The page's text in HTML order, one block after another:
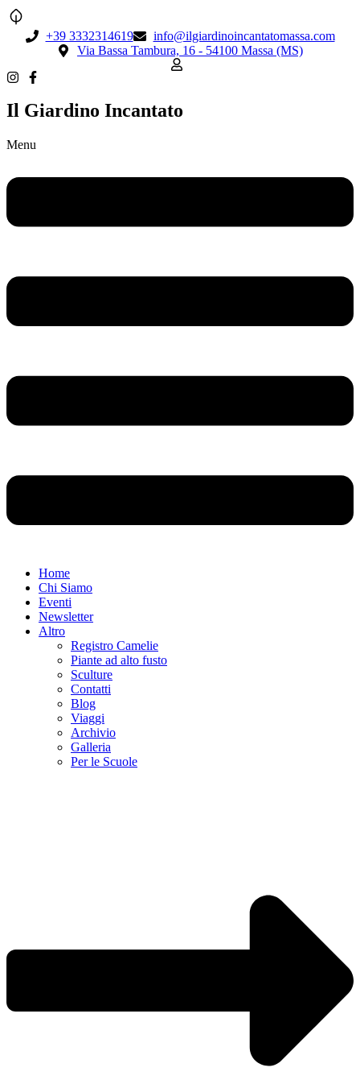
+39 3332314619
info@ilgiardinoincantatomassa.com
Via Bassa Tambura, 16 - 54100 Massa (MS)
Il Giardino Incantato
Menu
Home
Chi Siamo
Eventi
Newsletter
Altro
Registro Camelie
Piante ad alto fusto
Sculture
Contatti
Blog
Viaggi
Archivio
Galleria
Per le Scuole